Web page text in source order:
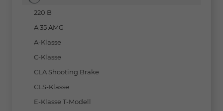
220 B
A 35 AMG
A-Klasse
C-Klasse
CLA Shooting Brake
CLS-Klasse
E-Klasse T-Modell